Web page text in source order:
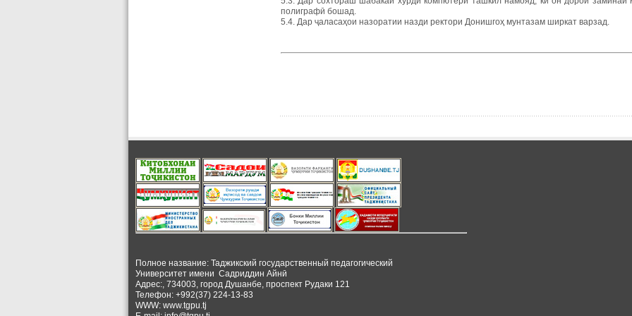
полиграфӣ бошад.
5.4. Дар ҷаласаҳои назоратии назди ректори Донишгоҳ мунтазам ширкат варзад.
Полное название: Таджикский государственный педагогический
Университет имени Садриддин Айнӣ
Адрес:, 734003, город Душанбе, проспект Рудаки 121
Телефон: +992(37) 224-13-83
WWW: www.tgpu.tj